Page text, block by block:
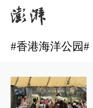
#香港海洋公园#